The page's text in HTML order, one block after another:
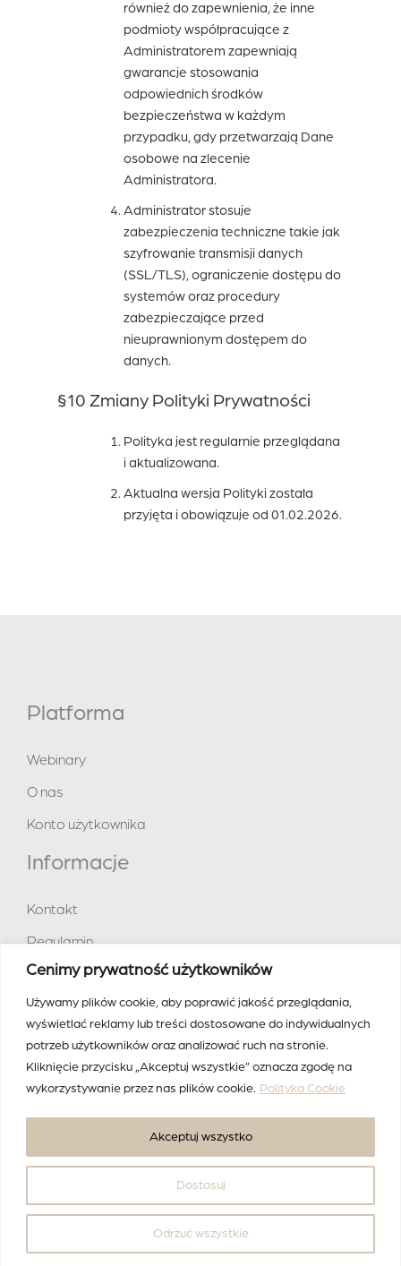
Cenimy prywatność użytkowników
Używamy plików cookie, aby poprawić jakość przeglądania,
wyświetlać reklamy lub treści dostosowane do indywidualnych
potrzeb użytkowników oraz analizować ruch na stronie.
Kliknięcie przycisku „Akceptuj wszystkie” oznacza zgodę na
wykorzystywanie przez nas plików cookie. Polityka Cookie
Dostosuj
Odrzuć wszystkie
Akceptuj wszystko
również do zapewnienia, że inne
podmioty współpracujące z
Administratorem zapewniają
gwarancje stosowania
odpowiednich środków
bezpieczeństwa w każdym
przypadku, gdy przetwarzają Dane
osobowe na zlecenie
Administratora.
Administrator stosuje
zabezpieczenia techniczne takie jak
szyfrowanie transmisji danych
(SSL/TLS), ograniczenie dostępu do
systemów oraz procedury
zabezpieczające przed
nieuprawnionym dostępem do
danych.
§10 Zmiany Polityki Prywatności
Polityka jest regularnie przeglądana
i aktualizowana.
Aktualna wersja Polityki została
przyjęta i obowiązuje od 01.02.2026.
Platforma
Webinary
O nas
Konto użytkownika
Informacje
Kontakt
Regulamin
Polityka prywatności
Social media
Facebook
Instagram
Projekt i realizacja -Mruks.pl